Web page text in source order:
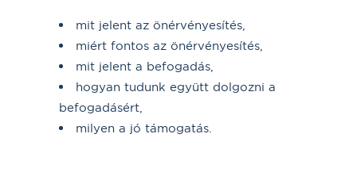
mit jelent az önérvényesítés,
miért fontos az önérvényesítés,
mit jelent a befogadás,
hogyan tudunk együtt dolgozni a
befogadásért,
milyen a jó támogatás.